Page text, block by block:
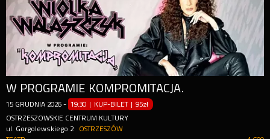
W PROGRAMIE KOMPROMITACJA.
15 GRUDNIA 2026 - 19:30 | KUP-BILET |95zł
OSTRZESZOWSKIE CENTRUM KULTURY
ul. Gorgolewskiego 2
OSTRZESZÓW